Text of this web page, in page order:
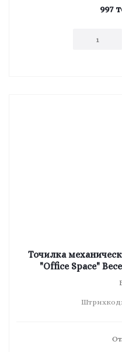
997
Точилка
"Office Space"
Штрихкод: